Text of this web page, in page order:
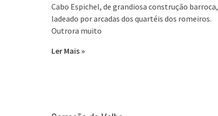
Cabo Espichel, de grandiosa construção barroca,
ladeado por arcadas dos quartéis dos romeiros.
Outrora muito
Ler Mais »